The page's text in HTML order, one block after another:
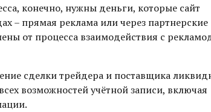
конечно, нужны деньги, которые сайт
– прямая реклама или через партнерские
от процесса взаимодействия с
сделки трейдера и поставщика
возможностей учётной записи, включая